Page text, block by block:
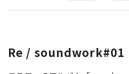
Re / soundwork#01